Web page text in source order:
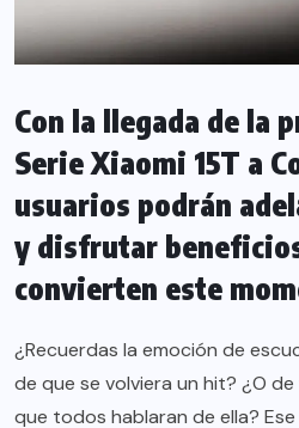
Con la llegada de la
Serie Xiaomi 15T a
usuarios podrán
y disfrutar
convierten este
¿Recuerdas la emoción de
de que se volviera un hit? ¿O
que todos hablaran de ella?